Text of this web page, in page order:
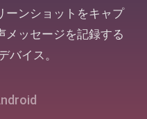
ーンショットをキャプ
メッセージを記録する
バイス。